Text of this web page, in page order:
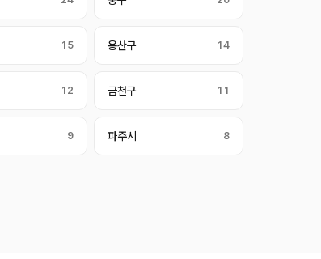
15 용산구 14
12 금천구 11
9 파주시 8